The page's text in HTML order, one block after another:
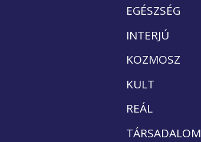
EGÉSZSÉG
INTERJÚ
KOZMOSZ
KULT
REÁL
TÁRSADALOM